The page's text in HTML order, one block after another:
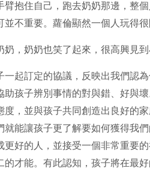
臂抱住自己，跑去奶奶那邊，整
不重要。蘿倫顯然一個人玩得很
奶，奶奶也笑了起來，很高興見到
一起訂定的協議，反映出我們認
孩子辨別事情的對與錯、好與
度，並與孩子共同創造出良好的
就能讓孩子更了解要如何獲得我
更好的人，並接受一個非常重要
的才能。有此認知，孩子將在最